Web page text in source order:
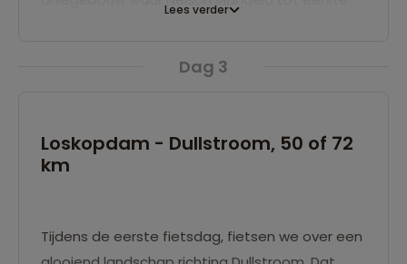
Boerenrepubliek van destijds, in het Kruger
oosten. Het meer wordt omringt door de
prachtige Waterberg bergketen en een
luipaarden, krokodillen en ijlpaarden leven. We
overnachten in een resort gelegen aan het
Lees verder
Dag 3
Loskopdam - Dullstroom, 50 of 72
km
Tijdens de eerste fietsdag, fietsen we over een